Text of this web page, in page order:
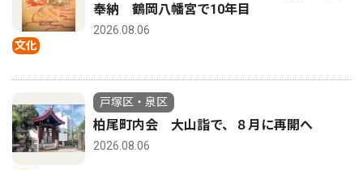
文化
奉納 鶴岡八幡宮で10年目
2026.08.06
戸塚区・泉区
柏尾町内会 大山詣で、８月に再開へ
2026.08.06